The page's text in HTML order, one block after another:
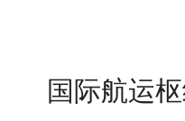
国际航运